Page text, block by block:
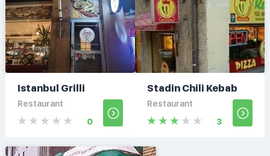
Istanbul Grilli
Restaurant
0
Stadin Chili Kebab
Restaurant
3